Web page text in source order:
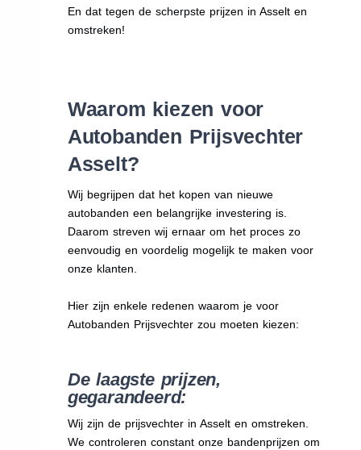
En dat tegen de scherpste prijzen in Asselt en
omstreken!
Waarom kiezen voor
Autobanden Prijsvechter
Asselt?
Wij begrijpen dat het kopen van nieuwe
autobanden een belangrijke investering is.
Daarom streven wij ernaar om het proces zo
eenvoudig en voordelig mogelijk te maken voor
onze klanten.
Hier zijn enkele redenen waarom je voor
Autobanden Prijsvechter zou moeten kiezen:
De laagste prijzen,
gegarandeerd:
Wij zijn de prijsvechter in Asselt en omstreken.
We controleren constant onze bandenprijzen om